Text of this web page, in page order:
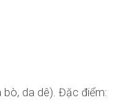
da dê). Đặc điểm: